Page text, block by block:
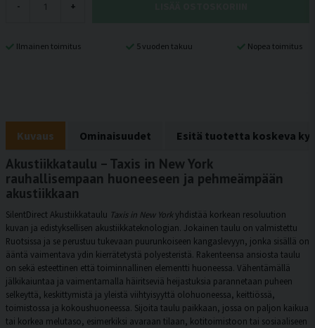
- +
Ilmainen toimitus 5 vuoden takuu Nopea toimitus
Kuvaus Ominaisuudet Esitä tuotetta koskeva
Akustiikkataulu – Taxis in New York
rauhallisempaan huoneeseen ja pehmeämpään
akustiikkaan
SilentDirect Akustiikkataulu Taxis in New Yorkyhdistää korkean resoluution
kuvan ja edistyksellisen akustiikkateknologian. Jokainen taulu on valmistettu
Ruotsissa ja se perustuu tukevaan puurunkoiseen kangaslevyyn, jonka sisällä on
ääntä vaimentava ydin kierrätetystä polyesteristä. Rakenteensa ansiosta taulu
on sekä esteettinen että toiminnallinen elementti huoneessa. Vähentämällä
jälkikaiuntaa ja vaimentamalla häiritseviä heijastuksia parannetaan puheen
selkeyttä, keskittymistä ja yleistä viihtyisyyttä olohuoneessa, keittiössä,
toimistossa ja kokoushuoneessa. Sijoita taulu paikkaan, jossa on paljon kaikua
tai korkea melutaso, esimerkiksi avaraan tilaan, kotitoimistoon tai sosiaaliseen